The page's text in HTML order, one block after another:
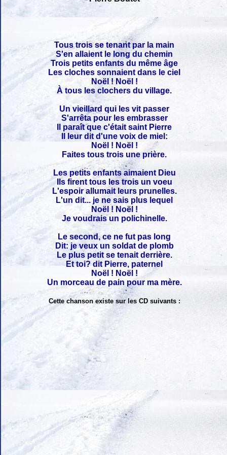
Tous trois se tenant par la main
S'en allaient le long du chemin
Trois petits enfants du même âge
Les cloches sonnaient dans le ciel
Noël ! Noël !
À tous les clochers du village.
Un vieillard qui les vit passer
S'arrêta pour les embrasser
Il paraît que c'était saint Pierre
Il leur dit d'une voix de miel:
Noël ! Noël !
Faites tous trois une prière.
Les petits enfants aimaient Dieu
Ils firent tous les trois un voeu
L'espoir allumait leurs prunelles.
L'un dit... je ne sais plus lequel
Noël ! Noël !
Je voudrais un polichinelle.
Le second, ce ne fut pas long
Dit: je veux un soldat de plomb
Le plus petit se tenait derrière.
Et toi? dit Pierre, paternel
Noël ! Noël !
Un morceau de pain pour ma mère.
Cette chanson existe sur les CD suivants :